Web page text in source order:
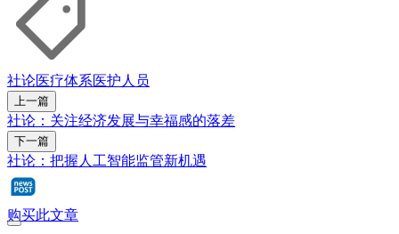
社论医疗体系医护人员
上一篇
社论：关注经济发展与幸福感的落差
下一篇
社论：把握人工智能监管新机遇
购买此文章